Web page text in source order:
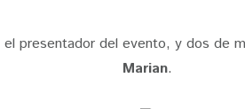
el presentador del evento, y dos de
Marian.